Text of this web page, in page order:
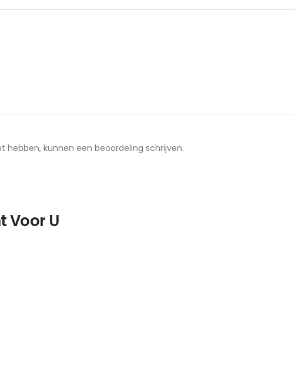
hebben, kunnen een beoordeling schrijven.
Voor U